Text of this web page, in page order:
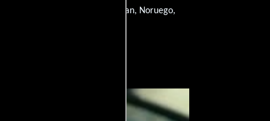
en Ukrainian, Noruego,